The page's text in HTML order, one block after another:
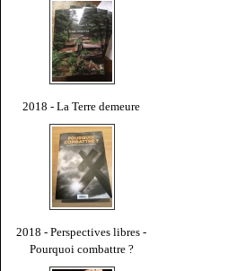
2018 - La Terre demeure
2018 - Perspectives libres -
Pourquoi combattre ?